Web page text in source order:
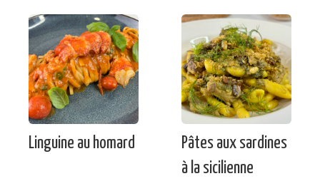
Linguine au homard
Pâtes aux sardines
à la sicilienne